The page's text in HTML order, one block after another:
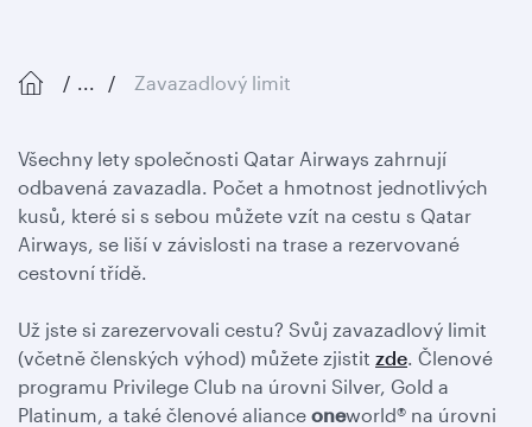
... Zavazadlový limit
Všechny lety společnosti Qatar Airways zahrnují
odbavená zavazadla. Počet a hmotnost jednotlivých
kusů, které si s sebou můžete vzít na cestu s Qatar
Airways, se liší v závislosti na trase a rezervované
cestovní třídě.
Už jste si zarezervovali cestu? Svůj zavazadlový limit
(včetně členských výhod) můžete zjistit zde. Členové
programu Privilege Club na úrovni Silver, Gold a
Platinum, a také členové aliance oneworld® na úrovni